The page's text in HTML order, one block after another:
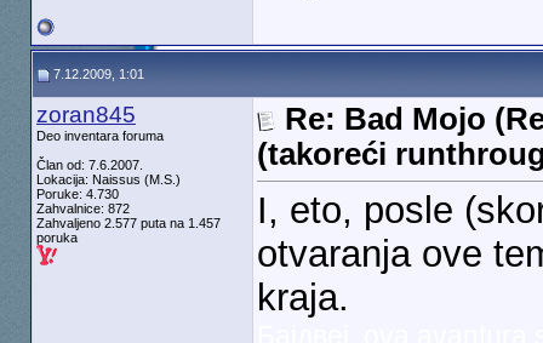
7.12.2009, 1:01
zoran845
Deo inventara foruma
Član od: 7.6.2007.
Lokacija: Naissus (M.S.)
Poruke: 4.730
Zahvalnice: 872
Zahvaljeno 2.577 puta na 1.457
poruka
Re: Bad Mojo
(takoreći
I, eto, posle
otvaranja ove
kraja.